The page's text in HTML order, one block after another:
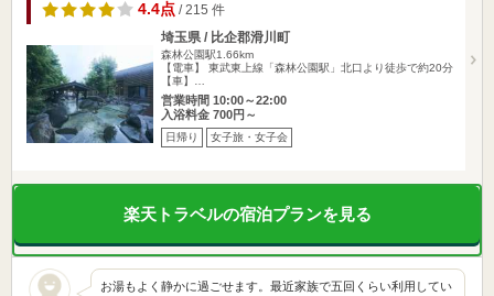
4.4点/ 215 件
埼玉県 / 比企郡滑川町
森林公園駅1.66km
【電車】 東武東上線「森林公園駅」北口より徒歩で約20分
【車】…
営業時間 10:00～22:00
入浴料金 700円～
日帰り 女子旅・女子会
楽天トラベルの宿泊プランを見る
お湯もよく静かに過ごせます。最近家族で五回くらい利用してい